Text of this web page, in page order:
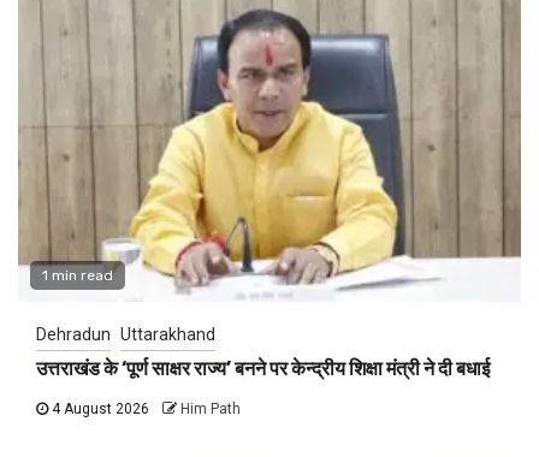
1 min read
Dehradun Uttarakhand
उत्तराखंड के ‘पूर्ण साक्षर राज्य’ बनने पर केन्द्रीय शिक्षा मंत्री ने दी बधाई
4 August 2026 Him Path